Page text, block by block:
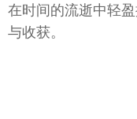
在时间的流逝中轻
与收获。